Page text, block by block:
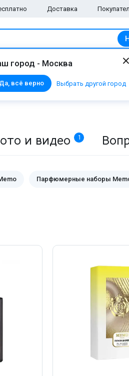
Доставка
город - Москва
Да, всё верно Выбрать другой город
и видео 1
Парфюмерные наборы